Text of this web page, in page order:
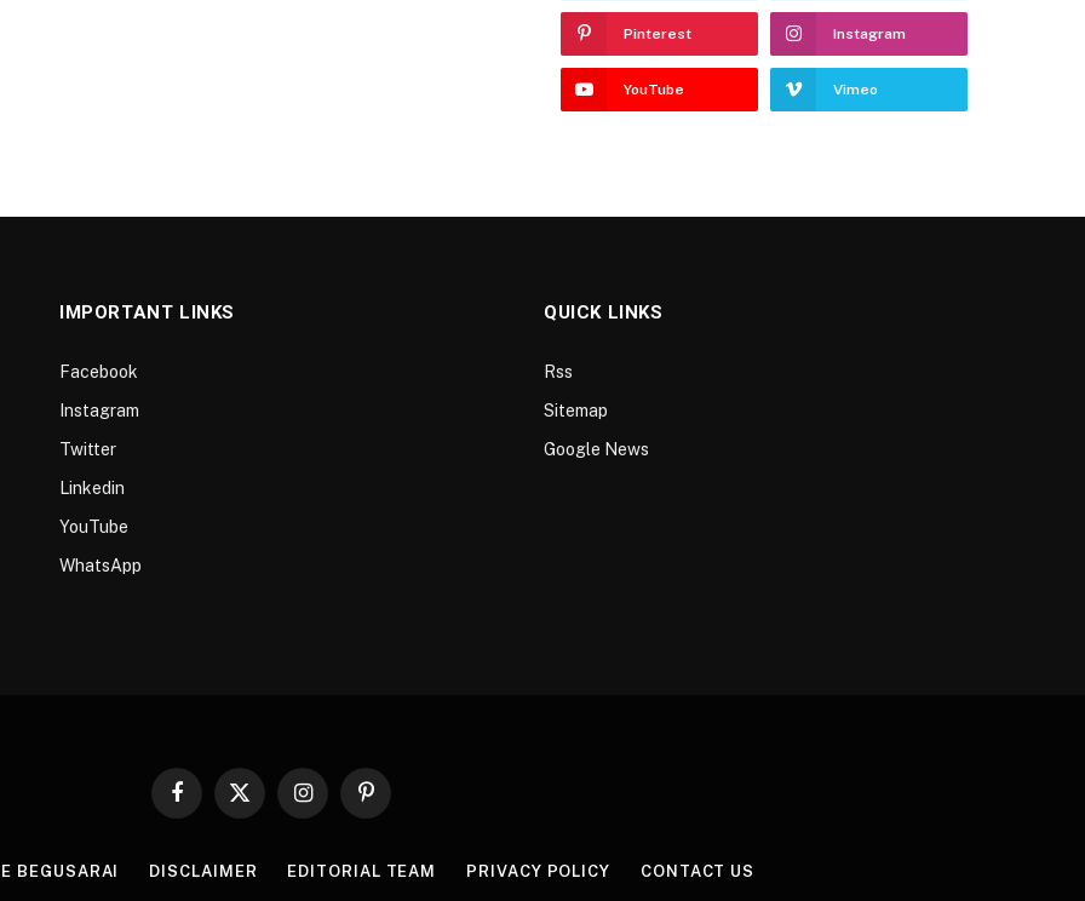
Pinterest Instagram
YouTube Vimeo
IMPORTANT LINKS
Facebook
Instagram
Twitter
Linkedin
YouTube
WhatsApp
QUICK LINKS
Rss
Sitemap
Google News
Facebook
X
InstagramPinterest
BEGUSARAI DISCLAIMER EDITORIAL TEAM PRIVACY POLICY CONTACT US